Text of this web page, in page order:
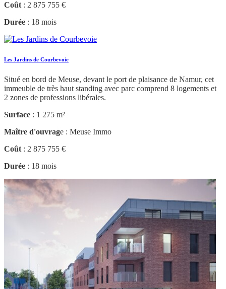
Coût : 2 875 755 €
Durée : 18 mois
Les Jardins de Courbevoie
Situé en bord de Meuse, devant le port de plaisance de Namur, cet
immeuble de très haut standing avec parc comprend 8 logements et
2 zones de professions libérales.
Surface : 1 275 m²
Maître d'ouvrage : Meuse Immo
Coût : 2 875 755 €
Durée : 18 mois